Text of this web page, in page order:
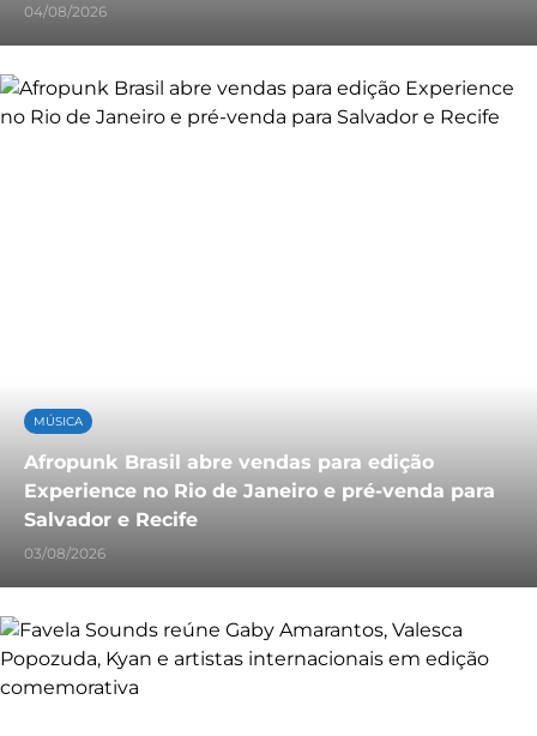
04/08/2026
MÚSICA
Afropunk Brasil abre vendas para edição
Experience no Rio de Janeiro e pré-venda para
Salvador e Recife
03/08/2026